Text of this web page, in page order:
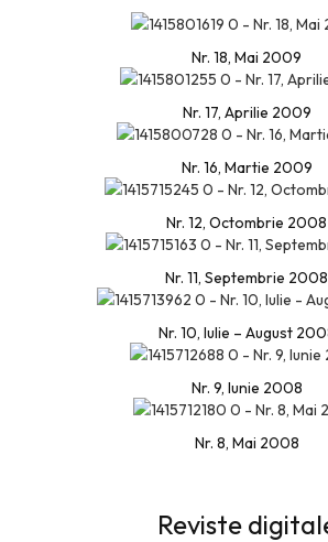
Nr. 18, Mai 2009
Nr. 17, Aprilie 2009
Nr. 16, Martie 2009
Nr. 12, Octombrie 2008
Nr. 11, Septembrie 2008
Nr. 10, Iulie – August
Nr. 9, Iunie 2008
Nr. 8, Mai 2008
Reviste